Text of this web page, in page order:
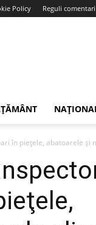
Policy Reguli comentarii
în pieţele, abatoarele şi